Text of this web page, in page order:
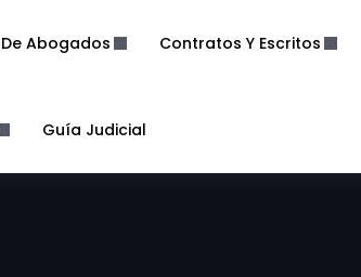
Abogados Contratos Y Escritos
Guía Judicial